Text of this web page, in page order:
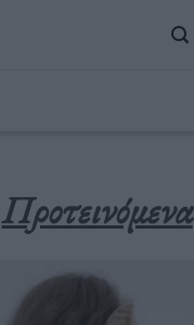
Προτεινόμενα